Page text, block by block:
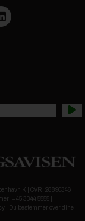
K | CVR: 28890346 |
+45 3344 5555 |
Du bestemmer over dine